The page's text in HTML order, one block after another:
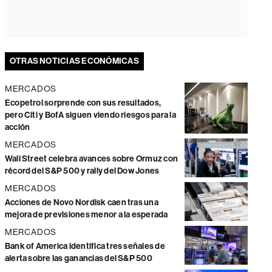
OTRAS NOTICIAS ECONÓMICAS
MERCADOS
Ecopetrol sorprende con sus resultados,
pero Citi y BofA siguen viendo riesgos para la
acción
MERCADOS
Wall Street celebra avances sobre Ormuz con
récord del S&P 500 y rally del Dow Jones
MERCADOS
Acciones de Novo Nordisk caen tras una
mejora de previsiones menor a la esperada
MERCADOS
Bank of America identifica tres señales de
alerta sobre las ganancias del S&P 500